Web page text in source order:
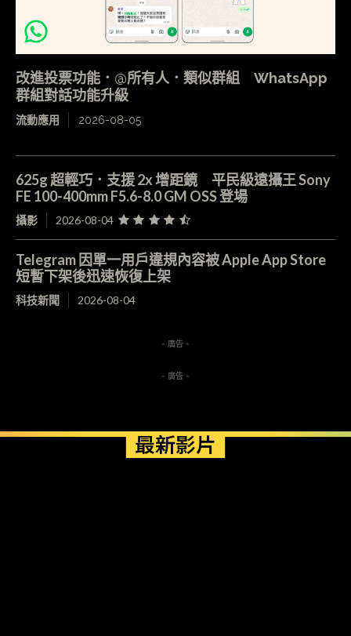
改進投票功能．@所有人．類似群組 WhatsApp
群組對話功能升級
流動應用 2026-08-05
625g 超輕巧．支援 2x 增距鏡 平民級遠攝王 Sony
FE 100-400mm F5.6-8.0 GM OSS 登場
攝影 2026-08-04
Telegram 因單一用戶違規內容被 Apple App Store
短暫下架後迅速恢復上架
科技新聞 2026-08-04
- 廣告 -
- 廣告 -
最新影片